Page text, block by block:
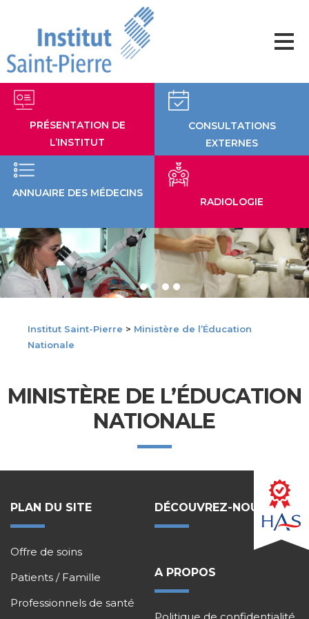
contenu
PRÉSENTATION DE
L’INSTITUT
ANNUAIRE DES MÉDECINS
CONSULTATIONS
EXTERNES
RADIOLOGIE
Institut Saint-Pierre > Ministère de l’Éducation
Nationale
MINISTÈRE DE L’ÉDUCATION
NATIONALE
PLAN DU SITE
Offre de soins
Patients / Famille
Professionnels de santé
DÉCOUVREZ-NOUS !
A PROPOS